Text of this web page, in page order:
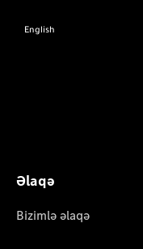
English
Əlaqə
Bizimlə əlaqə